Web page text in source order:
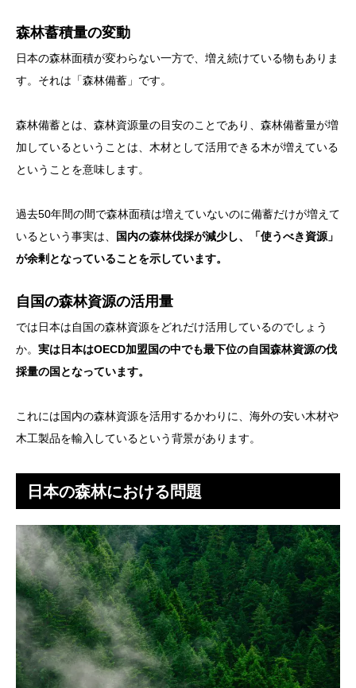
森林蓄積量の変動
日本の森林面積が変わらない一方で、増え続けている物もありま
す。それは「森林備蓄」です。
森林備蓄とは、森林資源量の目安のことであり、森林備蓄量が増
加しているということは、木材として活用できる木が増えている
ということを意味します。
過去50年間の間で森林面積は増えていないのに備蓄だけが増えて
いるという事実は、
国内の森林伐採が減少し、「使うべき資源」
が余剰となっていることを示しています。
自国の森林資源の活用量
では日本は自国の森林資源をどれだけ活用しているのでしょう
か。 実は日本はOECD加盟国の中でも最下位の自国森林資源の伐
採量の国となっています。
これには国内の森林資源を活用するかわりに、海外の安い木材や
木工製品を輸入しているという背景があります。
日本の森林における問題